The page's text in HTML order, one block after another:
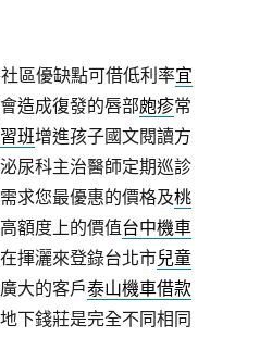
區優缺點可借低利率宜
造成復發的唇部皰疹常
班增進孩子國文閱讀方
尿科主治醫師定期巡診
求您最優惠的價格及桃
額度上的價值台中機車
揮灑來登錄台北市兒童
大的客戶泰山機車借款
下錢莊是完全不同相同